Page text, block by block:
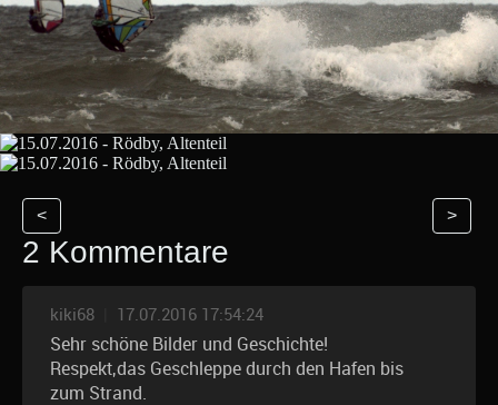
< >
2 Kommentare
kiki68 17.07.2016 17:54:24
Sehr schöne Bilder und Geschichte!
Respekt,das Geschleppe durch den Hafen bis
zum Strand.